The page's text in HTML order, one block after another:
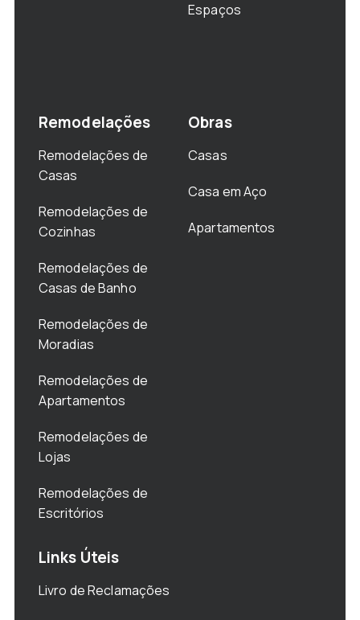
Espaços
Remodelações
Remodelações de
Casas
Remodelações de
Cozinhas
Remodelações de
Casas de Banho
Remodelações de
Moradias
Remodelações de
Apartamentos
Remodelações de
Lojas
Remodelações de
Escritórios
Obras
Casas
Casa em Aço
Apartamentos
Links Úteis
Livro de Reclamações